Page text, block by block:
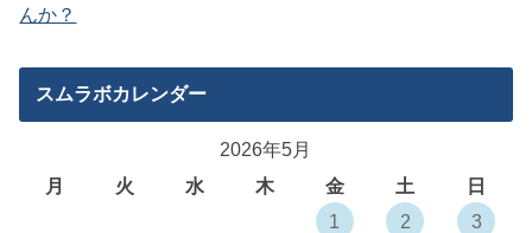
スムラボカレンダー
2026年5月
月
火 水 木 金 土
日
1
2
3